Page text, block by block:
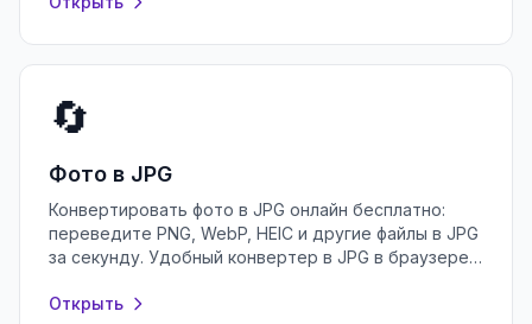
🔄
Фото в JPG
Конвертировать фото в JPG онлайн бесплатно:
переведите PNG, WebP, HEIC и другие файлы в JPG
за секунду. Удобный конвертер в JPG в браузере,
Открыть